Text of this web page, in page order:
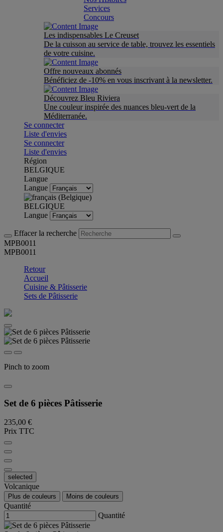
Services
Concours
Les indispensables Le Creuset
De la cuisson au service de table, trouvez les essentiels
de votre cuisine.
Offre nouveaux abonnés
Bénéficiez de -10% en vous inscrivant à la newsletter.
Découvrez Bleu Riviera
Une couleur inspirée des nuances bleu-vert de la
Méditerranée.
Se connecter
Liste d'envies
Se connecter
Liste d'envies
Région
BELGIQUE
Langue
Langue
BELGIQUE
Langue
Effacer la recherche
MPB0011
MPB0011
Retour
Accueil
Cuisine & Pâtisserie
Sets de Pâtisserie
Pinch to zoom
Set de 6 pièces Pâtisserie
235,00 €
Prix TTC
selected
Volcanique
Plus de couleurs Moins de couleurs
Quantité
Quantité